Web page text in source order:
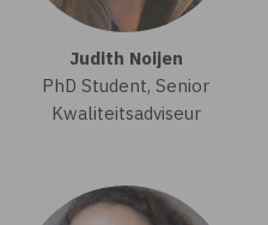
Judith Noijen
PhD Student, Senior
Kwaliteitsadviseur